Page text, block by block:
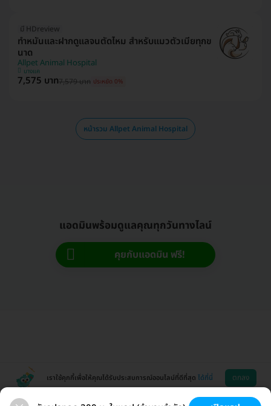
มี HDreview
ทำหมันและฝากดูแลจนตัดไหม สำหรับแมวตัวเมียทุกข
นาด
Allpet Animal Hospital
บางแค
7,575 บาท7,579 บาท ประหยัด 0%
หน้ารวม Allpet Animal Hospital
แอดมินพร้อมดูแลคุณทุกวันทางไลน์
คุยกับแอดมิน ฟรี!
เราใช้คุกกี้เพื่อให้คุณได้รับประสบการณ์ออนไลน์ที่ดีที่สุด ได้ที่นี่ ตกลง